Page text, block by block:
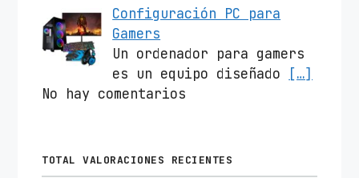
Configuración PC para
Gamers
Un ordenador para gamers
es un equipo diseñado
[…]
No hay comentarios
TOTAL VALORACIONES RECIENTES